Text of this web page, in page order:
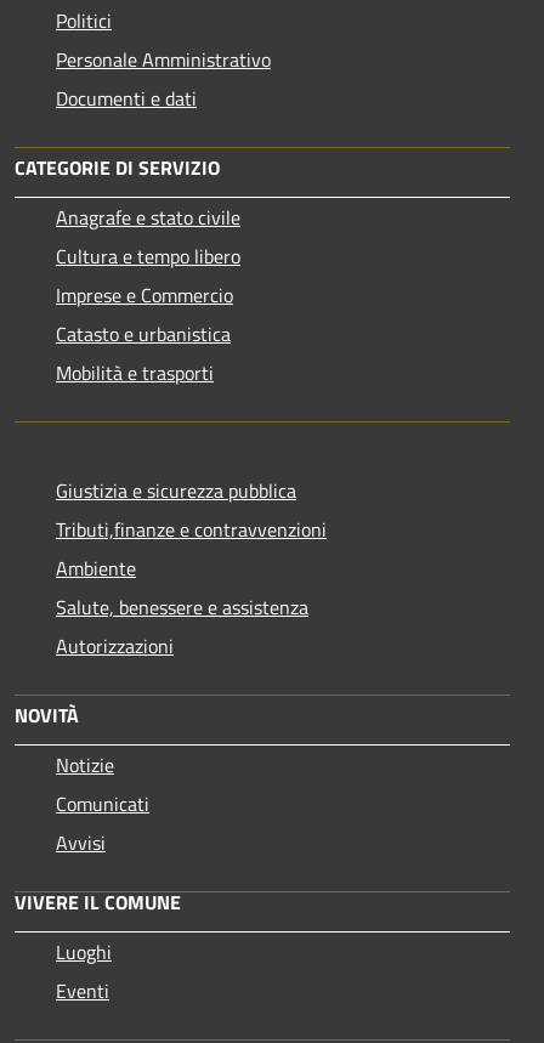
Politici
Personale Amministrativo
Documenti e dati
CATEGORIE DI SERVIZIO
Anagrafe e stato civile
Cultura e tempo libero
Imprese e Commercio
Catasto e urbanistica
Mobilità e trasporti
Giustizia e sicurezza pubblica
Tributi,finanze e contravvenzioni
Ambiente
Salute, benessere e assistenza
Autorizzazioni
NOVITÀ
Notizie
Comunicati
Avvisi
VIVERE IL COMUNE
Luoghi
Eventi